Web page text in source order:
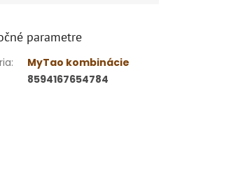
parametre
:
MyTao kombinácie
8594167654784